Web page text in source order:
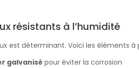
résistants à l’humidité
est déterminant. Voici les éléments à
galvanisé pour éviter la corrosion